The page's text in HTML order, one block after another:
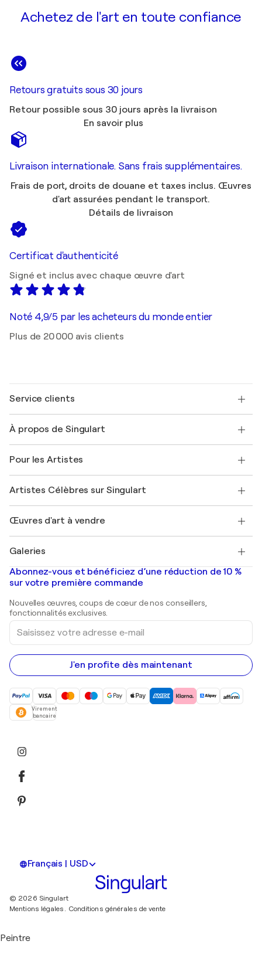
Achetez de l'art en toute confiance
Retours gratuits sous 30 jours
Retour possible sous 30 jours après la livraison
En savoir plus
Livraison internationale. Sans frais supplémentaires.
Frais de port, droits de douane et taxes inclus. Œuvres
d'art assurées pendant le transport.
Détails de livraison
Certificat d'authenticité
Signé et inclus avec chaque œuvre d'art
Noté 4,9/5 par les acheteurs du monde entier
Plus de 20 000 avis clients
Service clients
Expédition
Offrir une carte cadeau
Rejoignez notre programme commercial
Mon compte
+33 1 76 44 06 42
À propos de Singulart
FAQ
Magazine Singulart
Emplois
Découvrez une sélection d'art original
Pour les Artistes
Se connecter en tant qu'Artiste
Artistes Célèbres sur Singulart
Marc Chagall
Banksy
Mr. Brainwash
Shepard Fairey
Œuvres d'art à vendre
Tableaux abstraits à vendre
Peintures de paysage
Estampes
Peintures acryliques
Galeries
Galeries d'art en France
Galeries d'art en Belgique
Abonnez-vous et bénéficiez d’une réduction de 10 %
sur votre première commande
Nouvelles œuvres, coups de cœur de nos conseillers,
fonctionnalités exclusives.
Saisissez
votre
adresse
e-
mail
J'en profite dès maintenant
Virement
bancaire
Français | USD
© 2026 Singulart
Mentions légales. Conditions générales de vente
Peintre